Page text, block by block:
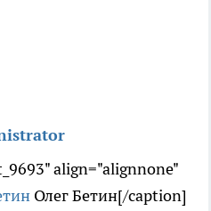
align="alignnone"
Олег Бетин[/caption]